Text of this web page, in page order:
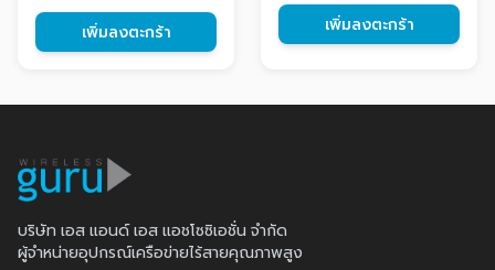
เพิ่มลงตะกร้า เพิ่มลงตะกร้า
บริษัท เอส แอนด์ เอส แอชโซซิเอชั่น จำกัด
ผู้จำหน่ายอุปกรณ์เครือข่ายไร้สายคุณภาพสูง